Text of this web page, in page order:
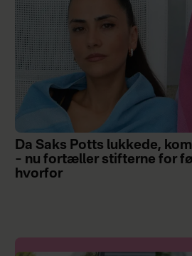
Da Saks Potts lukkede,
– nu fortæller stifterne for
hvorfor